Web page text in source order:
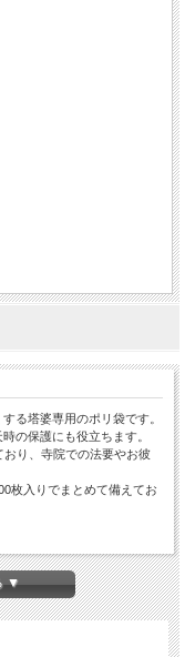
る塔婆専用のポリ袋です。
の保護にも役立ちます。
り、寺院での法要やお彼
枚入りでまとめて備えてお
▼